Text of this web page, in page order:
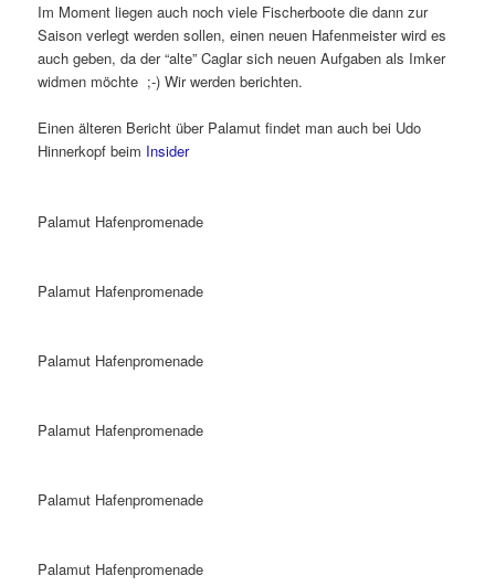
Im Moment liegen auch noch viele Fischerboote die dann zur
Saison verlegt werden sollen, einen neuen Hafenmeister wird es
auch geben, da der “alte” Caglar sich neuen Aufgaben als Imker
widmen möchte ;-) Wir werden berichten.
Einen älteren Bericht über Palamut findet man auch bei Udo
Hinnerkopf beim Insider
Palamut Hafenpromenade
Palamut Hafenpromenade
Palamut Hafenpromenade
Palamut Hafenpromenade
Palamut Hafenpromenade
Palamut Hafenpromenade